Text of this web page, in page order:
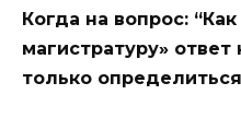
Когда на вопрос:
магистратуру»
только